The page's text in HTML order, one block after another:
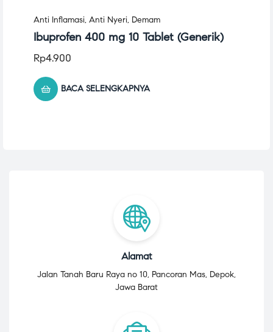
Anti Inflamasi, Anti Nyeri, Demam
Ibuprofen 400 mg 10 Tablet (Generik)
Rp4.900
BACA SELENGKAPNYA
Alamat
Jalan Tanah Baru Raya no 10, Pancoran Mas, Depok,
Jawa Barat